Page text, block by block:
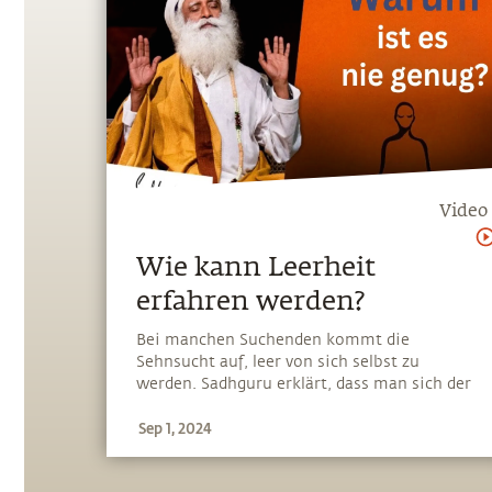
Video
Wie kann Leerheit
erfahren werden?
Bei manchen Suchenden kommt die
Sehnsucht auf, leer von sich selbst zu
werden. Sadhguru erklärt, dass man sich der
und dass der beste Weg ist, sich in eine
Sep 1, 2024